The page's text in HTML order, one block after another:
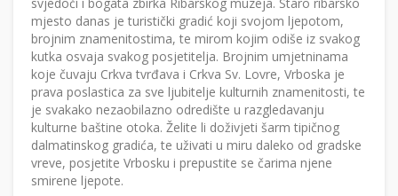
mjesto danas je turistički gradić koji svojom ljepotom,
brojnim znamenitostima, te mirom kojim odiše iz svakog
kutka osvaja svakog posjetitelja. Brojnim umjetninama
koje čuvaju Crkva tvrđava i Crkva Sv. Lovre, Vrboska je
prava poslastica za sve ljubitelje kulturnih znamenitosti, te
je svakako nezaobilazno odredište u razgledavanju
kulturne baštine otoka. Želite li doživjeti šarm tipičnog
dalmatinskog gradića, te uživati u miru daleko od gradske
vreve, posjetite Vrbosku i prepustite se čarima njene
smirene ljepote.